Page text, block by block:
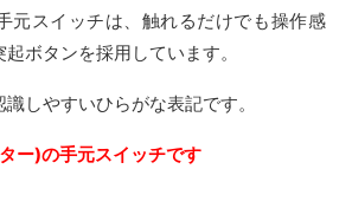
元スイッチは、触れるだけでも操作感
ボタンを採用しています。
しやすいひらがな表記です。
ー)の手元スイッチです